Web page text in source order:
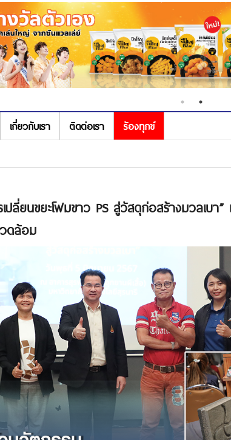
เกี่ยวกับเรา ติดต่อเรา ร้องทุกข์
ปลี่ยนขยะโฟมขาว PS สู่วัสดุก่อสร้างมวลเบ
ดล้อม